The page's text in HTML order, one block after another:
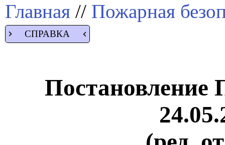
Главная // Пожарная
СПРАВКА
Постановление